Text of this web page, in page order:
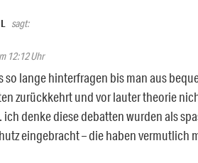
sagt:
12:12 Uhr
lange hinterfragen bis man aus
zurückkehrt und vor lauter theorie
denke diese debatten wurden als
eingebracht – die haben vermutlich